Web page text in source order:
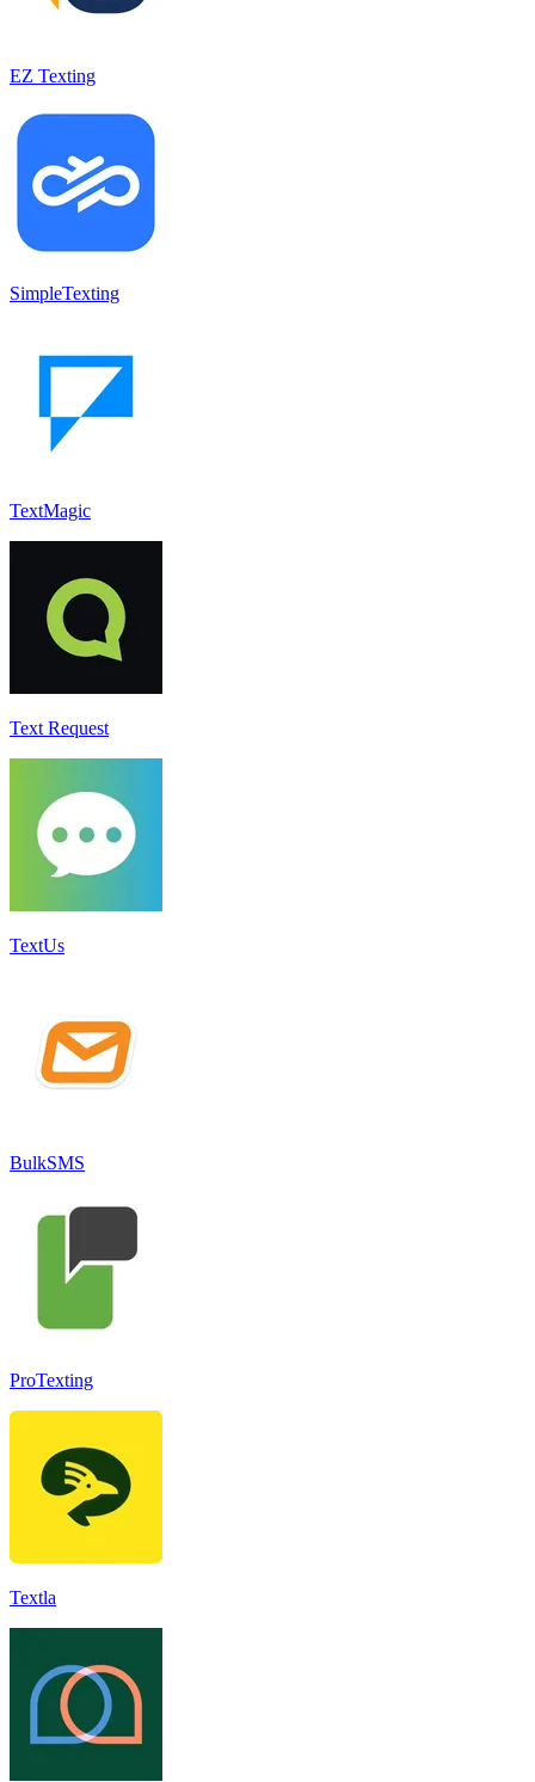
EZ Texting
SimpleTexting
TextMagic
Text Request
TextUs
BulkSMS
ProTexting
Textla